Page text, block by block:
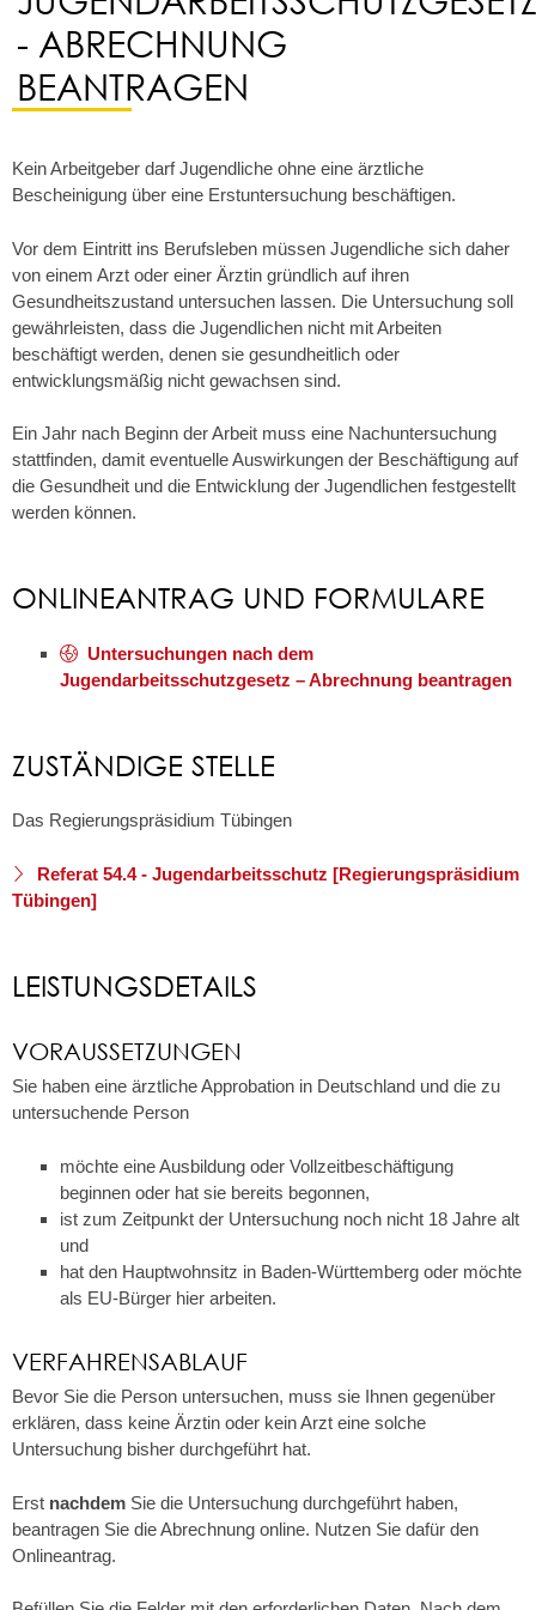
- ABRECHNUNG
BEANTRAGEN
Kein Arbeitgeber darf Jugendliche ohne eine ärztliche
Bescheinigung über eine Erstuntersuchung beschäftigen.
Vor dem Eintritt ins Berufsleben müssen Jugendliche sich daher
von einem Arzt oder einer Ärztin gründlich auf ihren
Gesundheitszustand untersuchen lassen. Die Untersuchung soll
gewährleisten, dass die Jugendlichen nicht mit Arbeiten
beschäftigt werden, denen sie gesundheitlich oder
entwicklungsmäßig nicht gewachsen sind.
Ein Jahr nach Beginn der Arbeit muss eine Nachuntersuchung
stattfinden, damit eventuelle Auswirkungen der Beschäftigung auf
die Gesundheit und die Entwicklung der Jugendlichen festgestellt
werden können.
ONLINEANTRAG UND FORMULARE
Untersuchungen nach dem
Jugendarbeitsschutzgesetz – Abrechnung beantragen
ZUSTÄNDIGE STELLE
Das Regierungspräsidium Tübingen
Referat 54.4 - Jugendarbeitsschutz [Regierungspräsidium
Tübingen]
LEISTUNGSDETAILS
VORAUSSETZUNGEN
Sie haben eine ärztliche Approbation in Deutschland und die zu
untersuchende Person
möchte eine Ausbildung oder Vollzeitbeschäftigung
beginnen oder hat sie bereits begonnen,
ist zum Zeitpunkt der Untersuchung noch nicht 18 Jahre alt
und
hat den Hauptwohnsitz in Baden-Württemberg oder möchte
als EU-Bürger hier arbeiten.
VERFAHRENSABLAUF
Bevor Sie die Person untersuchen, muss sie Ihnen gegenüber
erklären, dass keine Ärztin oder kein Arzt eine solche
Untersuchung bisher durchgeführt hat.
Erst nachdem Sie die Untersuchung durchgeführt haben,
beantragen Sie die Abrechnung online. Nutzen Sie dafür den
Onlineantrag.